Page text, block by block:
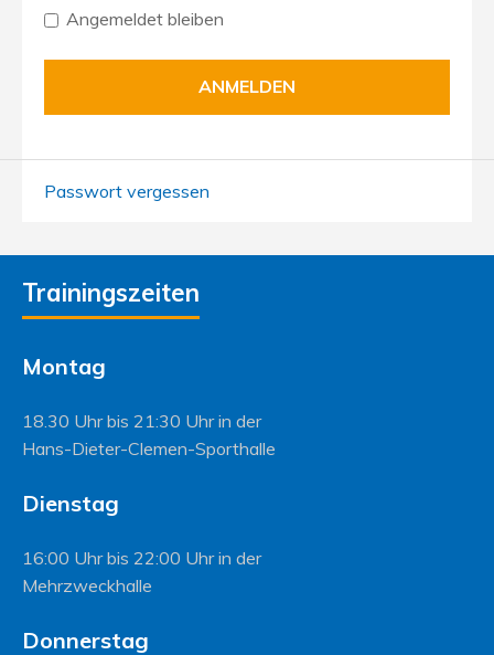
Angemeldet bleiben
Passwort vergessen
Trainingszeiten
Montag
18.30 Uhr bis 21:30 Uhr in der
Hans-Dieter-Clemen-Sporthalle
Dienstag
16:00 Uhr bis 22:00 Uhr in der
Mehrzweckhalle
Donnerstag